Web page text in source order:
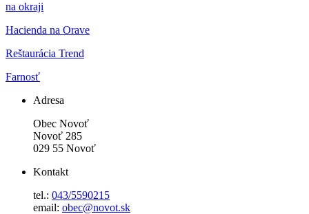
na okraji
Hacienda na Orave
Reštaurácia Trend
Farnosť
Adresa
Obec Novoť
Novoť 285
029 55 Novoť
Kontakt
tel.: 043/5590215
email: obec@novot.sk